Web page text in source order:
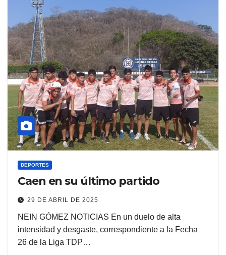
DEPORTES
Caen en su último partido
29 DE ABRIL DE 2025
NEIN GÓMEZ NOTICIAS En un duelo de alta
intensidad y desgaste, correspondiente a la Fecha
26 de la Liga TDP…